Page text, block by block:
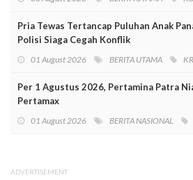
Pria Tewas Tertancap Puluhan Anak
Polisi Siaga Cegah Konflik
01 August 2026 BERITA UTAMA
Per 1 Agustus 2026, Pertamina Patra
Pertamax
01 August 2026 BERITA NASIONAL
ADVERTISEMENT